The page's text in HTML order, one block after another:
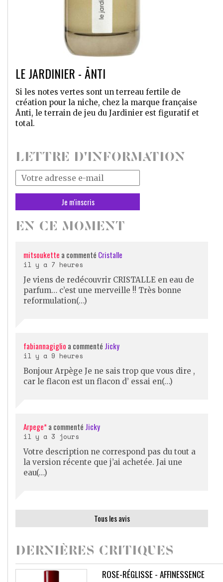
LE JARDINIER - ĀNTI
Si les notes vertes sont un terreau fertile de
création pour la niche, chez la marque française
Ānti, le terrain de jeu du Jardinier est figuratif et
total.
LETTRE D'INFORMATION
Votre
adresse
mail
*
EN CE MOMENT
mitsoukette a commenté Cristalle
il y a 7 heures
Je viens de redécouvrir CRISTALLE en eau de
parfum… c’est une merveille !! Très bonne
reformulation(…)
fabiannagiglio a commenté Jicky
il y a 9 heures
Bonjour Arpège Je ne sais trop que vous dire ,
car le flacon est un flacon d’ essai en(…)
Arpege*a commenté Jicky
il y a 3 jours
Votre description ne correspond pas du tout a
la version récente que j’ai achetée. Jai une
eau(…)
Tous les avis
DERNIÈRES CRITIQUES
ROSE-RÉGLISSE - AFFINESSENCE